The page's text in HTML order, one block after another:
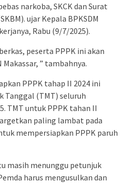
narkoba, SKCK dan Surat
ujar Kepala BPKSDM
Rabu (9/7/2025).
peserta PPPK ini akan
” tambahnya.
PPPK tahap II 2024 ini
Tanggal (TMT) seluruh
TMT untuk PPPK tahan II
paling lambat pada
mempersiapkan PPPK paruh
masih menunggu petunjuk
harus mengusulkan dan